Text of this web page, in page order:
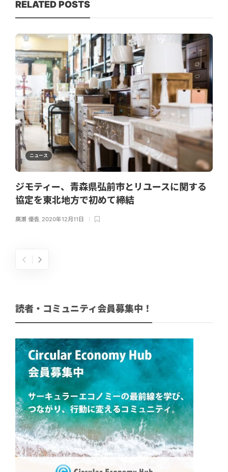
RELATED POSTS
ニュース
ジモティー、青森県弘前市とリユースに関する
協定を東北地方で初めて締結
廣瀬 優香, 2020年12月11日
読者・コミュニティ会員募集中！